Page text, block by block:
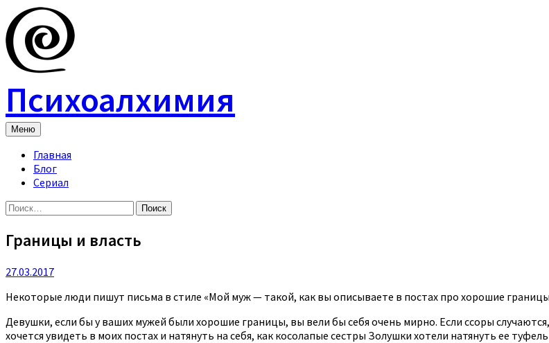
Skip
to
content
Психоалхимия
Меню
Главная
Блог
Сериал
Найти:
Границы и власть
27.03.2017
Некоторые люди пишут письма в стиле «Мой муж — такой, как вы описываете в постах про хорошие
Девушки, если бы у ваших мужей были хорошие границы, вы вели бы себя очень мирно. Если ссоры
хочется увидеть в моих постах и натянуть на себя, как косолапые сестры Золушки хотели натянуть ее